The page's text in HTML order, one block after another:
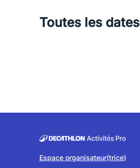
Toutes les dates
Espace organisateur(trice)